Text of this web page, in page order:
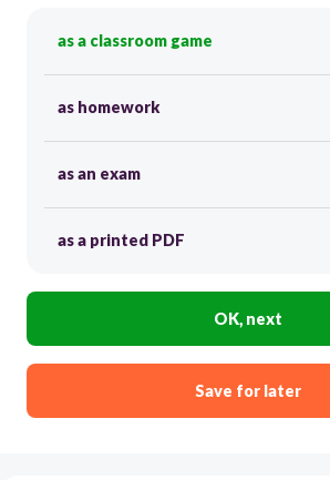
as a classroom game
as homework
as an exam
as a printed PDF
OK, next
Save for later